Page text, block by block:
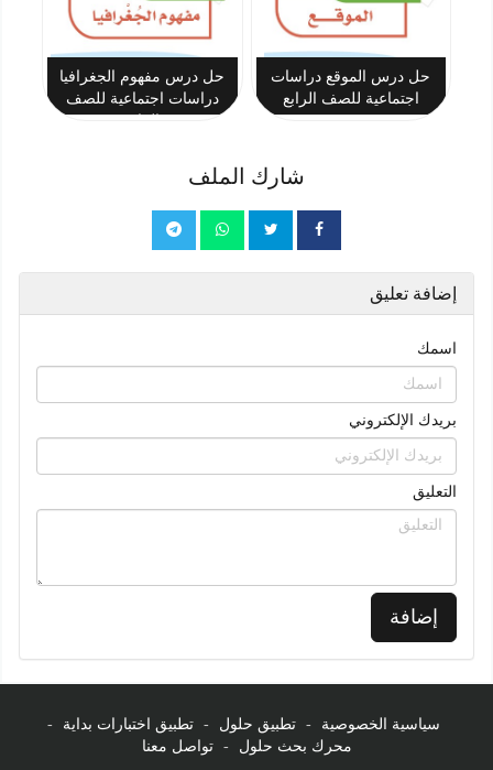
حل درس الموقع دراسات
اجتماعية للصف الرابع
حل درس مفهوم الجغرافيا
دراسات اجتماعية للصف
شارك الملف
إضافة تعليق
اسمك
بريدك الإلكتروني
التعليق
إضافة
سياسية الخصوصية - تطبيق حلول - تطبيق اختبارات بداية
-
محرك بحث حلول
- تواصل معنا